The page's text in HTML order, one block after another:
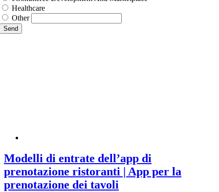
Healthcare
Other
Send
Modelli di entrate dell’app di
prenotazione ristoranti | App per la
prenotazione dei tavoli